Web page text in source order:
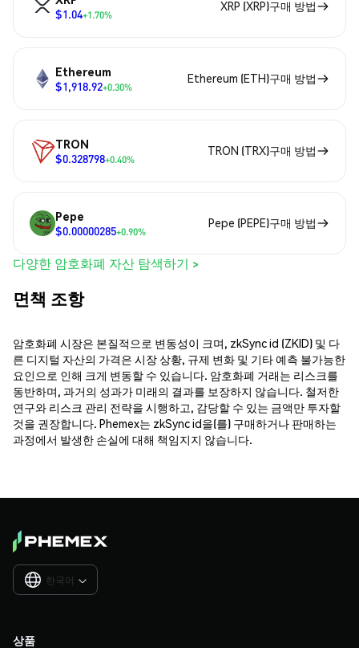
$1.04+1.70%
XRP (XRP)구매 방법
Ethereum
$1,918.92+0.30%
Ethereum (ETH)구매 방법
TRON
$0.328798+0.40%
TRON (TRX)구매 방법
Pepe
$0.00000285+0.90%
Pepe (PEPE)구매 방법
다양한 암호화폐 자산 탐색하기 >
면책 조항
암호화폐 시장은 본질적으로 변동성이 크며, zkSync id (ZKID) 및 다
른 디지털 자산의 가격은 시장 상황, 규제 변화 및 기타 예측 불가능한
요인으로 인해 크게 변동할 수 있습니다. 암호화폐 거래는 리스크를
동반하며, 과거의 성과가 미래의 결과를 보장하지 않습니다. 철저한
연구와 리스크 관리 전략을 시행하고, 감당할 수 있는 금액만 투자할
것을 권장합니다. Phemex는 zkSync id을(를) 구매하거나 판매하는
과정에서 발생한 손실에 대해 책임지지 않습니다.
한국어 
상품